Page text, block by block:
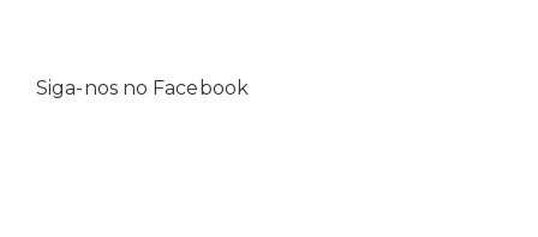
Siga-nos no Facebook